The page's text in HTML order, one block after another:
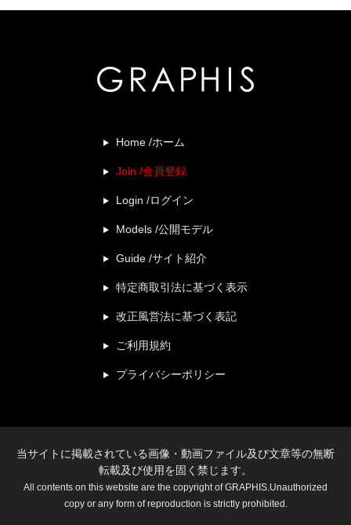
Home /ホーム
Join /会員登録
Login /ログイン
Models /公開モデル
Guide /サイト紹介
特定商取引法に基づく表示
改正風営法に基づく表記
ご利用規約
プライバシーポリシー
当サイトに掲載されている画像・動画ファイル及び文章等の無断
転載及び使用を固く禁じます。
All contents on this website are the copyright of GRAPHIS.Unauthorized
copy or any form of reproduction is strictly prohibited.